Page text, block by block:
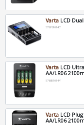
Varta LCD
57676101401
Varta LCD
AA/LR06
57685101441
Varta LCD
AA/LR06